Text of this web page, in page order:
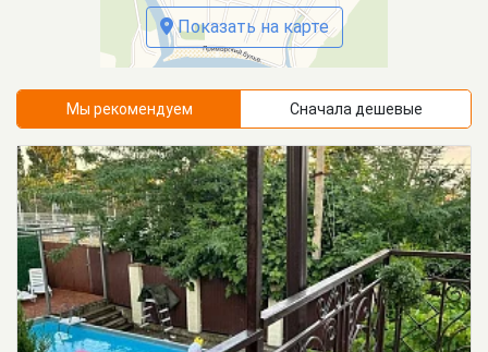
Показать на карте
Мы рекомендуем Сначала дешевые